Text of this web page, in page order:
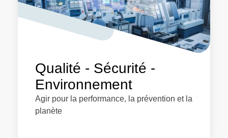
Qualité - Sécurité -
Environnement
Agir pour la performance, la prévention et la
planète